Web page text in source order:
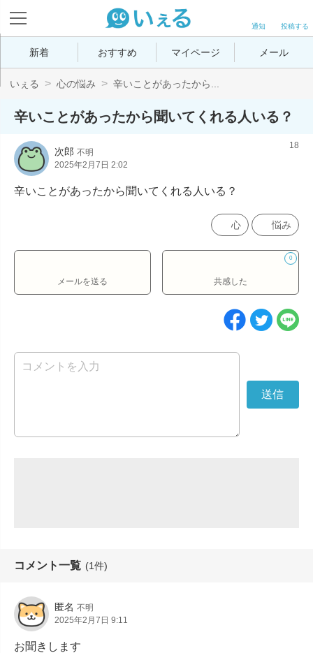
投稿する
通知
新着 おすすめ マイページ メール
いぇる 心の悩み 辛いことがあったから...
辛いことがあったから聞いてくれる人いる？
次郎 不明
2025年2月7日 2:02
18
辛いことがあったから聞いてくれる人いる？
心 悩み
メールを送る
0
共感した
コメント一覧 (1件)
匿名 不明
2025年2月7日 9:11
お聞きします